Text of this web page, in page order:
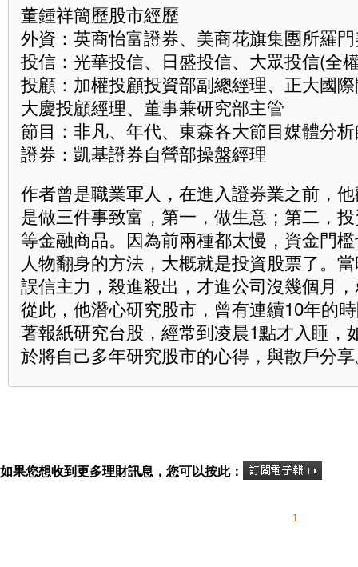
董鍾祥簡歷股市經歷
外資：英商怡富證券、美商花旗集團所羅
投信：光華投信、日盛投信、大眾投信(全
投顧：加權投顧投資部副總經理、正大國
大慶投顧經理、董事兼研究部主管
節目：非凡、年代、東森各大節目媒體分
證券：凱基證券自營部操盤經理
作者曾是職業軍人，在進入證券業之前，
是做三件事致富，第一，做生意；第二，
等金融商品。因為前兩種都太慢，資金門
人物翻身的方法，大概就是投資股票了。
誤信主力，殺進殺出，才進公司沒幾個月
從此，他潛心研究股市，曾有連續10年的
著報紙研究台股，經常到凌晨1點才入睡，
於將自己多年研究股市的心得，與散戶分
如果您想收到更多理財訊息，您可以按此：
1